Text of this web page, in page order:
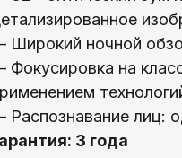
Широкий ночной
Фокусировка на
Распознавание лиц:
3 года